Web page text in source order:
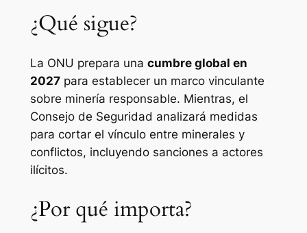
¿Qué sigue?
La ONU prepara una cumbre global en
2027para establecer un marco vinculante
sobre minería responsable. Mientras, el
Consejo de Seguridad analizará medidas
para cortar el vínculo entre minerales y
conflictos, incluyendo sanciones a actores
ilícitos.
¿Por qué importa?